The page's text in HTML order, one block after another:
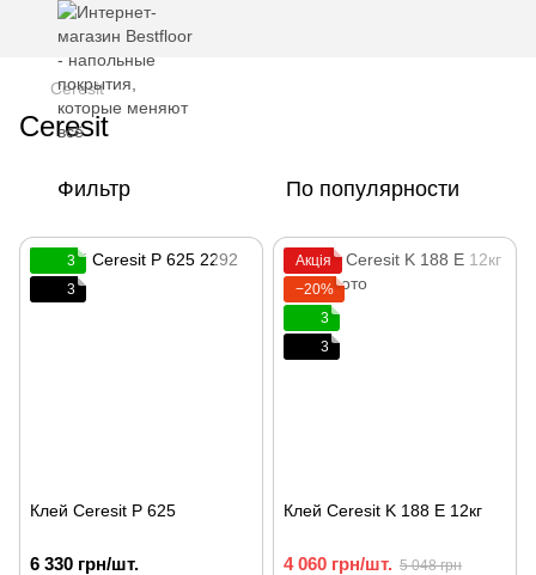
Ceresit
Ceresit
Фильтр По популярности
3
3
Клей Ceresit P 625
6 330 грн/шт.
Акція
−20%
3
3
Клей Ceresit K 188 E 12кг
4 060 грн/шт. 5 048 грн